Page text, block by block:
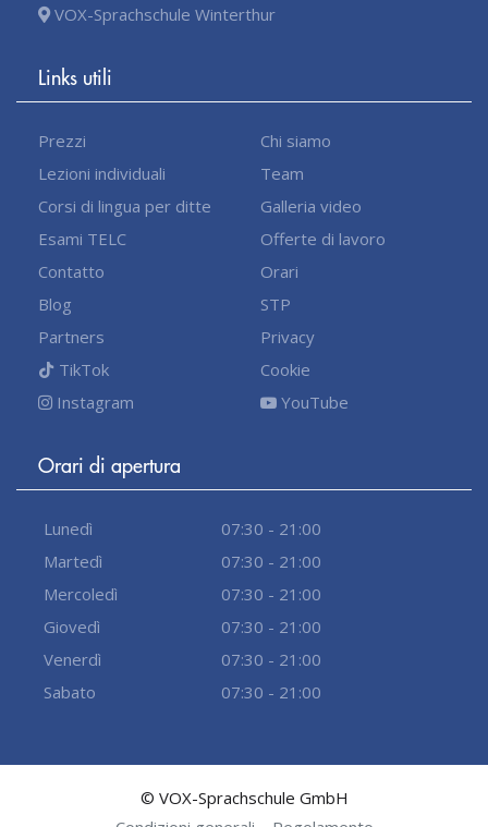
VOX-Sprachschule Winterthur
Links utili
Prezzi
Lezioni individuali
Corsi di lingua per ditte
Esami TELC
Contatto
Blog
Partners
TikTok
Instagram
Chi siamo
Team
Galleria video
Offerte di lavoro
Orari
STP
Privacy
Cookie
YouTube
Orari di apertura
Lunedì
07:30 - 21:00
Martedì
07:30 - 21:00
Mercoledì
07:30 - 21:00
Giovedì
07:30 - 21:00
Venerdì
07:30 - 21:00
Sabato
07:30 - 21:00
© VOX-Sprachschule GmbH